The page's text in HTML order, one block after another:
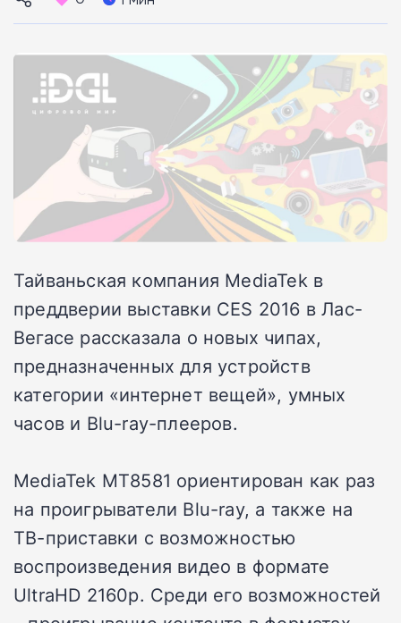
Тайваньская компания MediaTek в
преддверии выставки CES 2016 в Лас-
Вегасе рассказала о новых чипах,
предназначенных для устройств
категории «интернет вещей», умных
часов и Blu-ray-плееров.
MediaTek MT8581 ориентирован как раз
на проигрыватели Blu-ray, а также на
ТВ-приставки с возможностью
воспроизведения видео в формате
UltraHD 2160p. Среди его возможностей